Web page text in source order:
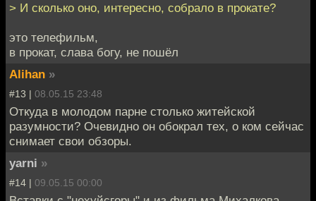
> И сколько оно, интересно, собрало в прокате?
это телефильм,
в прокат, слава богу, не пошёл
Alihan »
#13 | 08.05.15 23:48
Откуда в молодом парне столько житейской
разумности? Очевидно он обокрал тех, о ком сейчас
снимает свои обзоры.
yarni »
#14 | 09.05.15 00:00